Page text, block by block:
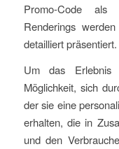
Promo-Code als
Renderings
detailliert präsentiert.
Um das Erlebnis
Möglichkeit, sich
der sie eine
erhalten, die in
und den